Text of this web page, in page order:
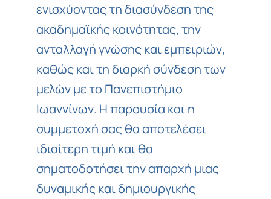
ενισχύοντας τη διασύνδεση της
ακαδημαϊκής κοινότητας, την
ανταλλαγή γνώσης και εμπειριών,
καθώς και τη διαρκή σύνδεση των
μελών με το Πανεπιστήμιο
Ιωαννίνων. Η παρουσία και η
συμμετοχή σας θα αποτελέσει
ιδιαίτερη τιμή και θα
σηματοδοτήσει την απαρχή μιας
δυναμικής και δημιουργικής